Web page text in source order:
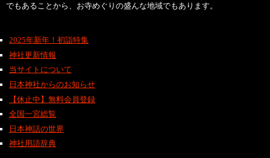
でもあることから、お寺めぐりの盛んな地域でもあります。
2025年新年！初詣特集
神社更新情報
当サイトについて
日本神社からのお知らせ
【休止中】無料会員登録
全国一宮総覧
日本神話の世界
神社用語辞典